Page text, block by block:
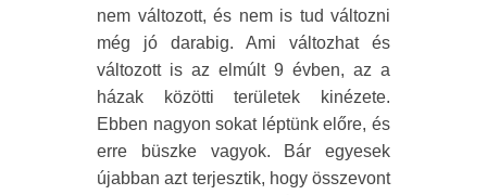
nem változott, és nem is tud változni
még jó darabig. Ami változhat és
változott is az elmúlt 9 évben, az a
házak közötti területek kinézete.
Ebben nagyon sokat léptünk előre, és
erre büszke vagyok. Bár egyesek
újabban azt terjesztik, hogy összevont